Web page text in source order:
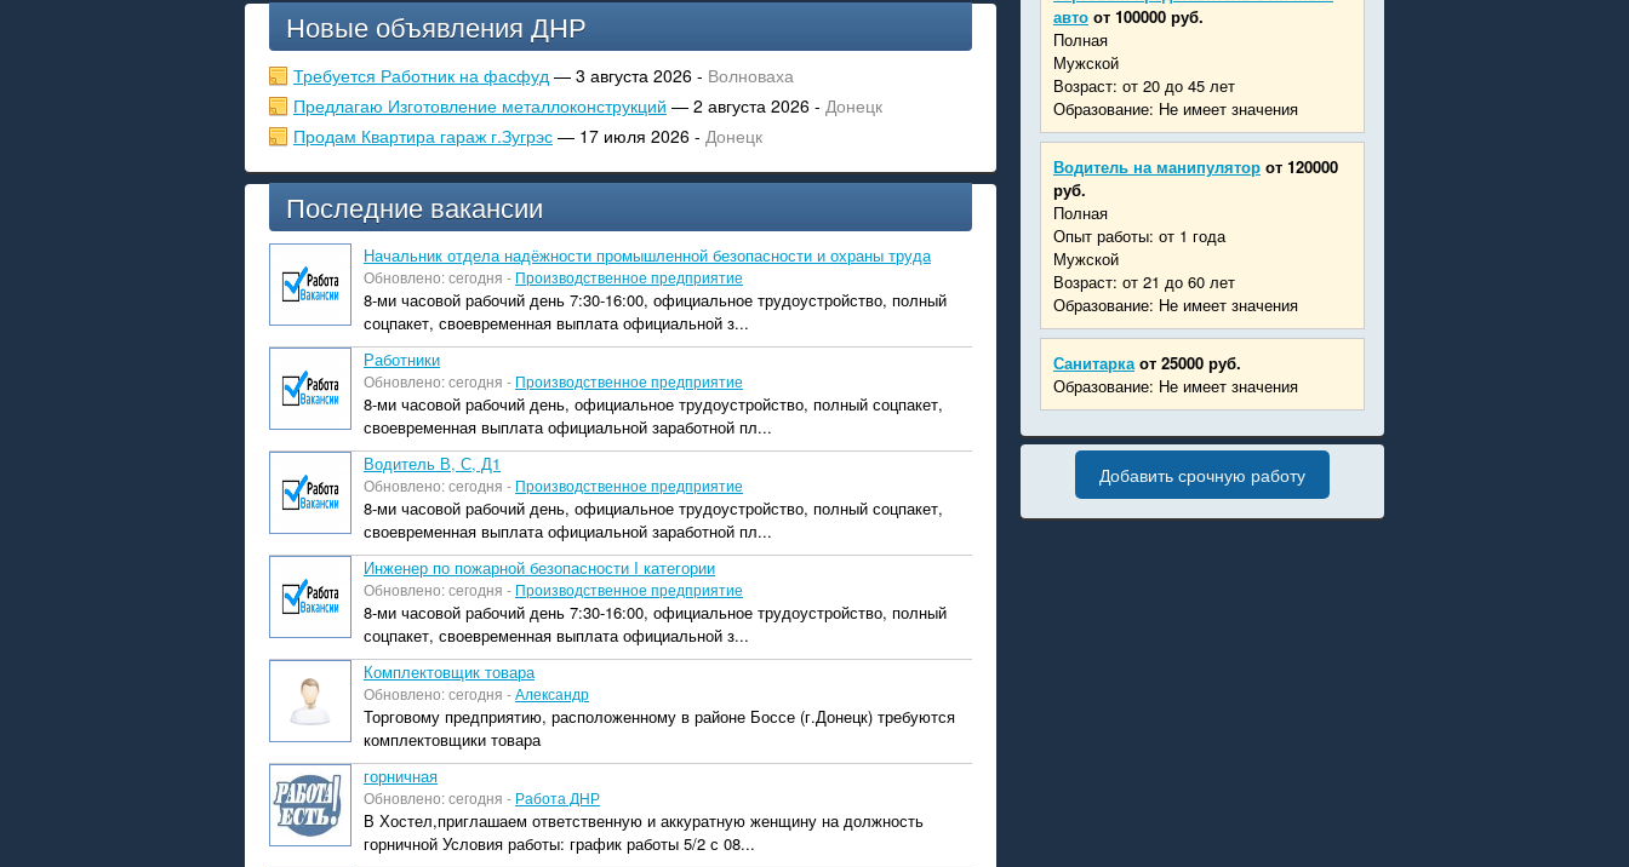
Новые объявления ДНР
Требуется Работник на фасфуд — 3 августа 2026 - Волноваха
Предлагаю Изготовление металлоконструкций — 2 августа 2026 - Донецк
Продам Квартира гараж г.Зугрэс — 17 июля 2026 - Донецк
Последние вакансии
Начальник отдела надёжности промышленной безопасности и охраны труда
Обновлено: сегодня - Производственное предприятие
8-ми часовой рабочий день 7:30-16:00, официальное трудоустройство, полный
соцпакет, своевременная выплата официальной з...
Работники
Обновлено: сегодня - Производственное предприятие
8-ми часовой рабочий день, официальное трудоустройство, полный соцпакет,
своевременная выплата официальной заработной пл...
Водитель В, С, Д1
Обновлено: сегодня - Производственное предприятие
8-ми часовой рабочий день, официальное трудоустройство, полный соцпакет,
своевременная выплата официальной заработной пл...
Инженер по пожарной безопасности I категории
Обновлено: сегодня - Производственное предприятие
8-ми часовой рабочий день 7:30-16:00, официальное трудоустройство, полный
соцпакет, своевременная выплата официальной з...
Комплектовщик товара
Обновлено: сегодня -Александр
Торговому предприятию, расположенному в районе Боссе (г.Донецк) требуются
комплектовщики товара
горничная
Обновлено: сегодня - Работа ДНР
В Хостел,приглашаем ответственную и аккуратную женщину на должность
горничной Условия работы: график работы 5/2 с 08...
авто от 100000 руб.
Полная
Мужской
Возраст: от 20 до 45 лет
Образование: Не имеет значения
Водитель на манипулятор от 120000
руб.
Полная
Опыт работы: от 1 года
Мужской
Возраст: от 21 до 60 лет
Образование: Не имеет значения
Санитарка от 25000 руб.
Образование: Не имеет значения
Добавить срочную работу